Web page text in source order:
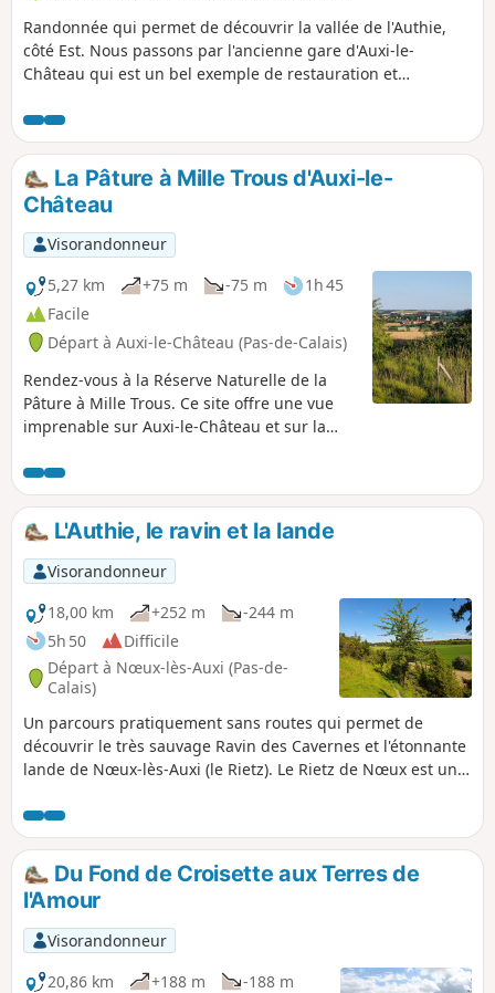
Randonnée qui permet de découvrir la vallée de l'Authie,
côté Est. Nous passons par l'ancienne gare d'Auxi-le-
Château qui est un bel exemple de restauration et
petit cimetière militaire qui nous rappelle, ici aussi, les
horreurs de la guerre. Enfin, profitons des superbes points
de vue sur la vallée et sur la charmante ville d'Auxi.
La Pâture à Mille Trous d'Auxi-le-
Château
Visorandonneur
5,27 km
+75 m -75 m
1h 45
Facile
Départ à Auxi-le-Château (Pas-de-Calais)
Rendez-vous à la Réserve Naturelle de la
Pâture à Mille Trous. Ce site offre une vue
imprenable sur Auxi-le-Château et sur la
un bon bol d'air. Prévoyez de bonnes
chaussures!
L'Authie, le ravin et la lande
Visorandonneur
18,00 km
+252 m
-244 m
5h 50
Difficile
Départ à Nœux-lès-Auxi (Pas-de-
Calais)
Un parcours pratiquement sans routes qui permet de
découvrir le très sauvage Ravin des Cavernes et l'étonnante
lande de Nœux-lès-Auxi (le Rietz). Le Rietz de Nœux est une
printemps de très belles orchidées. Bien sûr, ne pas
cueillir ! Ce circuit reprend une très grande partie du
"Sentier de l'Étoile" dont on trouve quelques tracés, mais
pas de descriptif. En outre son balisage est minimaliste
(peut-être même disparu en mai 2025). Les barrières sont
près du grillage à droite Avant de vous attaquer à ce
parcours, je vous conseille de visionner les 2 vidéos dont on
trouve les liens dans le commentaire de Denis.
Du Fond de Croisette aux Terres de
l'Amour
Visorandonneur
20,86 km
+188 m
-188 m